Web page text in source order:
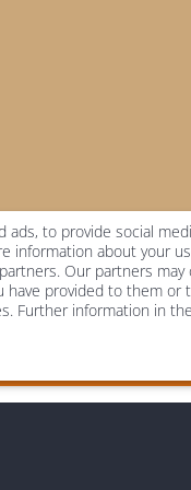
to provide social
information about your
Our partners
provided to them or
Further information in the